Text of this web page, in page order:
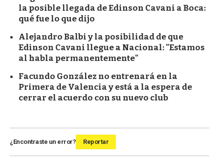
la posible llegada de Edinson Cavani a Boca:
qué fue lo que dijo
Alejandro Balbi y la posibilidad de que
Edinson Cavani llegue a Nacional: "Estamos
al habla permanentemente"
Facundo González no entrenará en la
Primera de Valencia y está a la espera de
cerrar el acuerdo con su nuevo club
¿Encontraste un error? Reportar